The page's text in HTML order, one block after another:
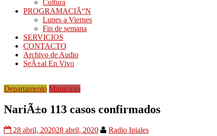
Cultura
PROGRAMACIÃ“N
Lunes a Viernes
Fin de semana
SERVICIOS
CONTACTO
Archivo de Audio
SeÃ±al En Vivo
Departamento Municipio
NariÃ±o 113 casos confirmados
28 abril, 202028 abril, 2020 Radio Ipiales